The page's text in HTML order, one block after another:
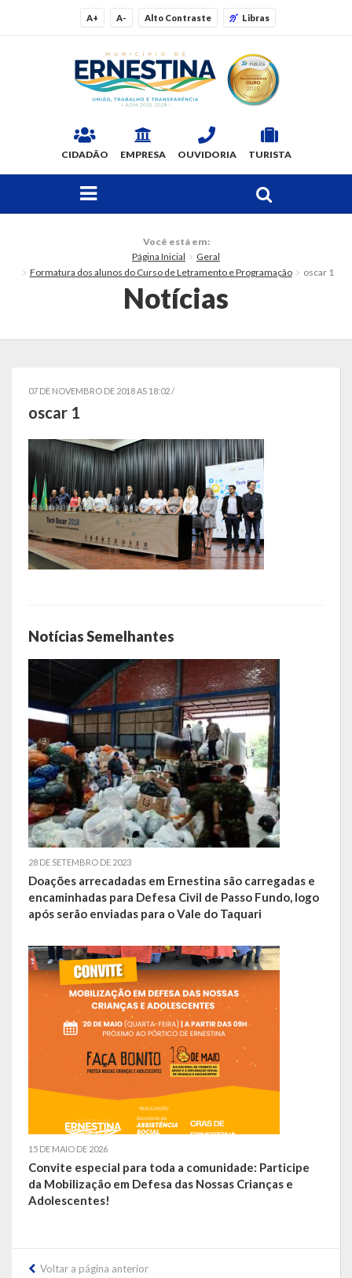
A+ A- Alto Contraste Libras
CIDADÃO EMPRESA OUVIDORIA TURISTA
Dados Gerais
Telefones Úteis
Secretarias
Estrutura organizacional
Administração
Sala Multidisciplinar Saber Mais
Escola Municipal de Educação Infantil Dr. Orlando Rojas
Escola Municipal De Ensino Fundamental Educarte
Escola Municipal De Ensino Fundamental João Alfredo Sachser
Escola Municipal De Ensino Fundamental Osvaldo Cruz
Agricultura
Fazenda
Obras e Viação
Saúde
Serviços Oferecidos pela Secretaria de Saúde
Serviços Urbanos
Legislação
ATOS NORMATIVOS
LEIS ORDINÁRIAS
LEIS COMPLEMENTARES
DECRETOS
Publicações
Regulamentos
Você está em:
Página Inicial
Geral
Formatura dos alunos do Curso de Letramento e Programação
oscar 1
Notícias
07 DE NOVEMBRO DE 2018 AS 18:02 /
oscar 1
Notícias Semelhantes
28 DE SETEMBRO DE 2023
Doações arrecadadas em Ernestina são carregadas e
encaminhadas para Defesa Civil de Passo Fundo, logo
após serão enviadas para o Vale do Taquari
15 DE MAIO DE 2026
Convite especial para toda a comunidade: Participe
da Mobilização em Defesa das Nossas Crianças e
Adolescentes!
Voltar a página anterior